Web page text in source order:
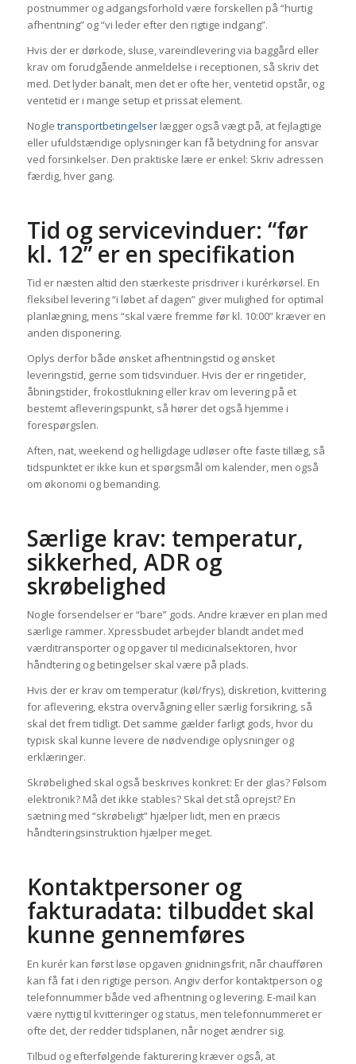
postnummer og adgangsforhold være forskellen på “hurtig
afhentning” og “vi leder efter den rigtige indgang”.
Hvis der er dørkode, sluse, vareindlevering via baggård eller
krav om forudgående anmeldelse i receptionen, så skriv det
med. Det lyder banalt, men det er ofte her, ventetid opstår, og
ventetid er i mange setup et prissat element.
Nogle transportbetingelserlægger også vægt på, at fejlagtige
eller ufuldstændige oplysninger kan få betydning for ansvar
ved forsinkelser. Den praktiske lære er enkel: Skriv adressen
færdig, hver gang.
Tid og servicevinduer: “før
kl. 12” er en specifikation
Tid er næsten altid den stærkeste prisdriver i kurérkørsel. En
fleksibel levering “i løbet af dagen” giver mulighed for optimal
planlægning, mens “skal være fremme før kl. 10:00” kræver en
anden disponering.
Oplys derfor både ønsket afhentningstid og ønsket
leveringstid, gerne som tidsvinduer. Hvis der er ringetider,
åbningstider, frokostlukning eller krav om levering på et
bestemt afleveringspunkt, så hører det også hjemme i
forespørgslen.
Aften, nat, weekend og helligdage udløser ofte faste tillæg, så
tidspunktet er ikke kun et spørgsmål om kalender, men også
om økonomi og bemanding.
Særlige krav: temperatur,
sikkerhed, ADR og
skrøbelighed
Nogle forsendelser er “bare” gods. Andre kræver en plan med
særlige rammer. Xpressbudet arbejder blandt andet med
værditransporter og opgaver til medicinalsektoren, hvor
håndtering og betingelser skal være på plads.
Hvis der er krav om temperatur (køl/frys), diskretion, kvittering
for aflevering, ekstra overvågning eller særlig forsikring, så
skal det frem tidligt. Det samme gælder farligt gods, hvor du
typisk skal kunne levere de nødvendige oplysninger og
erklæringer.
Skrøbelighed skal også beskrives konkret: Er der glas? Følsom
elektronik? Må det ikke stables? Skal det stå oprejst? En
sætning med “skrøbeligt” hjælper lidt, men en præcis
håndteringsinstruktion hjælper meget.
Kontaktpersoner og
fakturadata: tilbuddet skal
kunne gennemføres
En kurér kan først løse opgaven gnidningsfrit, når chaufføren
kan få fat i den rigtige person. Angiv derfor kontaktperson og
telefonnummer både ved afhentning og levering. E-mail kan
være nyttig til kvitteringer og status, men telefonnummeret er
ofte det, der redder tidsplanen, når noget ændrer sig.
Tilbud og efterfølgende fakturering kræver også, at